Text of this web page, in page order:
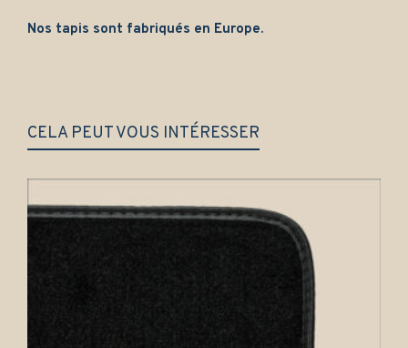
Nos tapis sont fabriqués en Europe.
CELA PEUT VOUS INTÉRESSER